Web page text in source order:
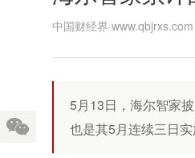
中国财经界·www.qbjrxs.com
5月13日，海尔智家
也是其5月连续三日